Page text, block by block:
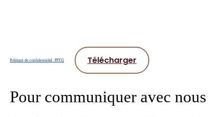
Politique de confidentialité_PPTQ Télécharger
Pour communiquer avec nous